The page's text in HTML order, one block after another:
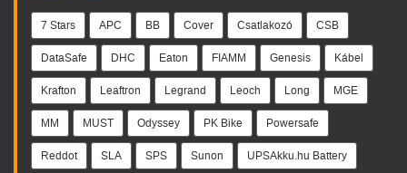
7 Stars APC BB Cover Csatlakozó CSB
DataSafe DHC Eaton FIAMM Genesis Kábel
Krafton Leaftron Legrand Leoch Long MGE
MM MUST Odyssey PK Bike Powersafe
Reddot SLA SPS Sunon UPSAkku.hu Battery